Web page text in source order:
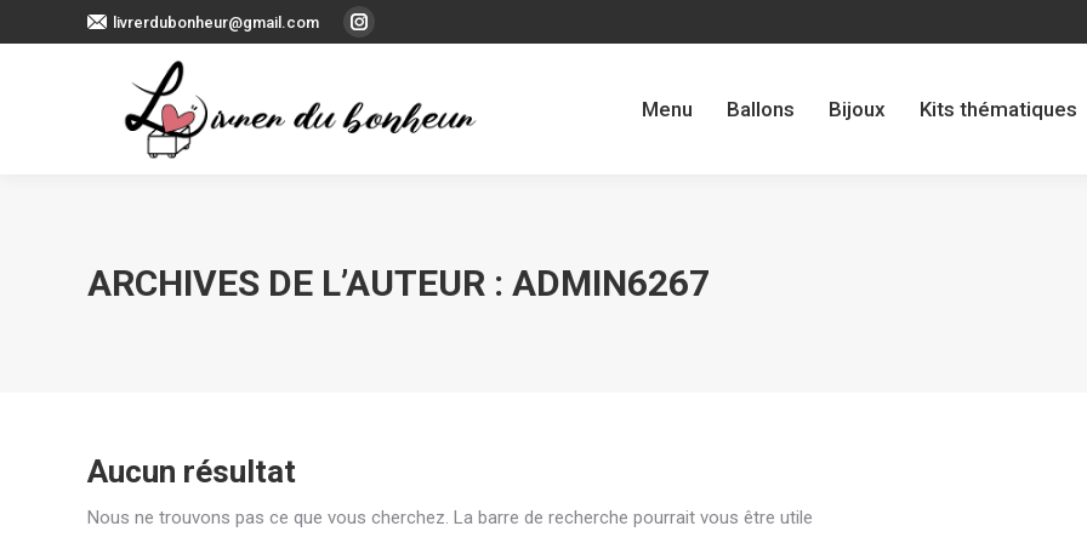
livrerdubonheur@gmail.com
La
Instagram
s'ouvre
Menu Ballons Bijoux Kits thématiques
ARCHIVES DE L’AUTEUR : ADMIN6267
Aucun résultat
Nous ne trouvons pas ce que vous cherchez. La barre de recherche pourrait vous être utile